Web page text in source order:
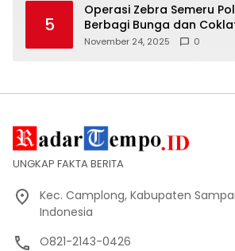
5
Operasi Zebra Semeru
Berbagi Bunga dan
Tertib Lalin
November 24, 2025 0
UNGKAP FAKTA BERITA
Kec. Camplong, Kabupaten
Indonesia
O821-2143-0426